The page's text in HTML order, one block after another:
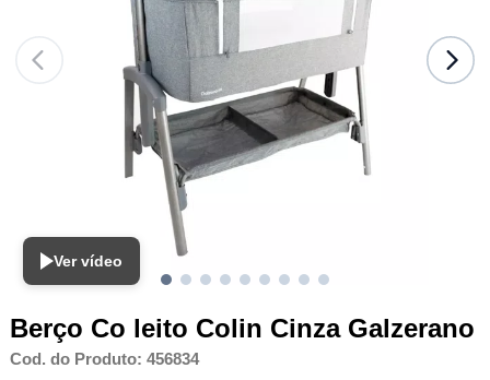
Ver vídeo
Berço Co leito Colin Cinza Galzerano
Cod. do Produto: 456834